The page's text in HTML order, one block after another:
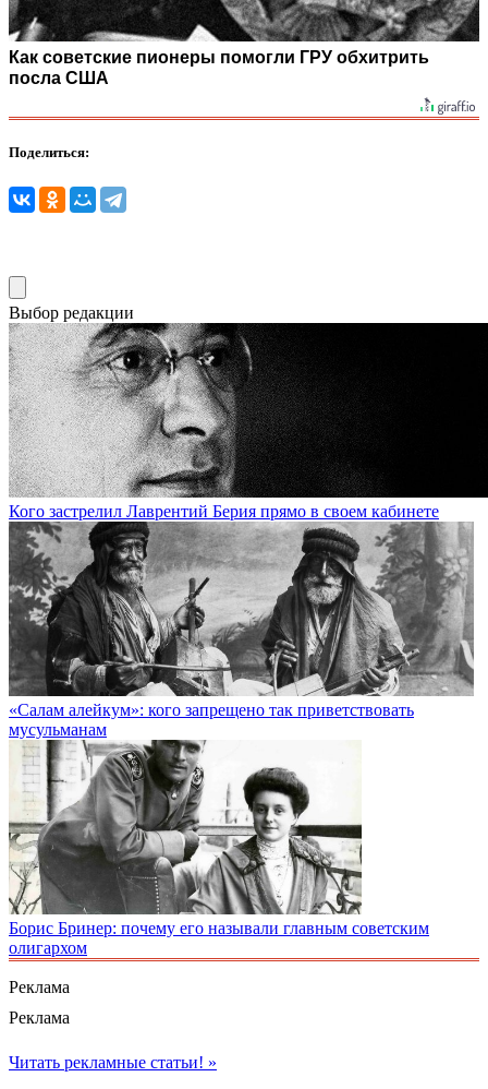
Как советские пионеры помогли ГРУ обхитрить
посла США
Поделиться:
Выбор редакции
Кого застрелил Лаврентий Берия прямо в своем кабинете
«Салам алейкум»: кого запрещено так приветствовать
мусульманам
Борис Бринер: почему его называли главным советским
олигархом
Реклама
Реклама
Читать рекламные статьи! »